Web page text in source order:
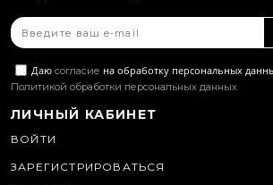
Даю согласие на обработку персональных
Политикой обработки персональных данных
ЛИЧНЫЙ КАБИНЕТ
ВОЙТИ
ЗАРЕГИСТРИРОВАТЬСЯ